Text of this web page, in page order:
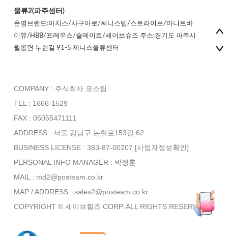
물류2(파주센터)
운영브랜드:아치스/사구아로/써니스텝/스트라이브/마니토바
이뮤/HBB/프레우스/솔메이트/세이브슈즈 주소:경기도 파주시
월롱면 누현길 91-5 제니스물류센터
COMPANY : 주식회사 포스팀
TEL : 1666-1529
FAX : 05055471111
ADDRESS : 서울 강남구 논현로153길 62
BUSINESS LICENSE : 383-87-00207 [사업자정보확인]
PERSONAL INFO MANAGER : 박정훈
MAIL : md2@posteam.co.kr
MAP / ADDRESS : sales2@posteam.co.kr
COPYRIGHT © 세이브힐즈 CORP. ALL RIGHTS RESERVED.